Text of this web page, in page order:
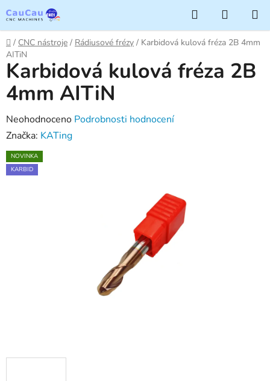
na
obsah
Hledat
KOŠÍK
Domů
/ CNC nástroje / Rádiusové frézy / Karbidová kulová fréza 2B 4mm
AITiN
Karbidová kulová fréza 2B
4mm AITiN
Průměrné
hodnocení
produktu
je
Neohodnoceno Podrobnosti hodnocení
Značka: KATing
NOVINKA
KARBID